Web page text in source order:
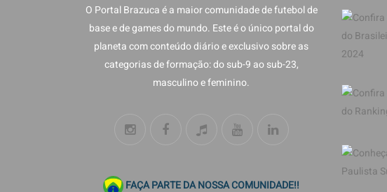
O Portal Brazuca é a maior comunidade de futebol de
base e de games do mundo. Este é o único portal do
planeta com conteúdo diário e exclusivo sobre as
categorias de formação: do sub-9 ao sub-23,
masculino e feminino.
FAÇA PARTE DA NOSSA COMUNIDADE!!